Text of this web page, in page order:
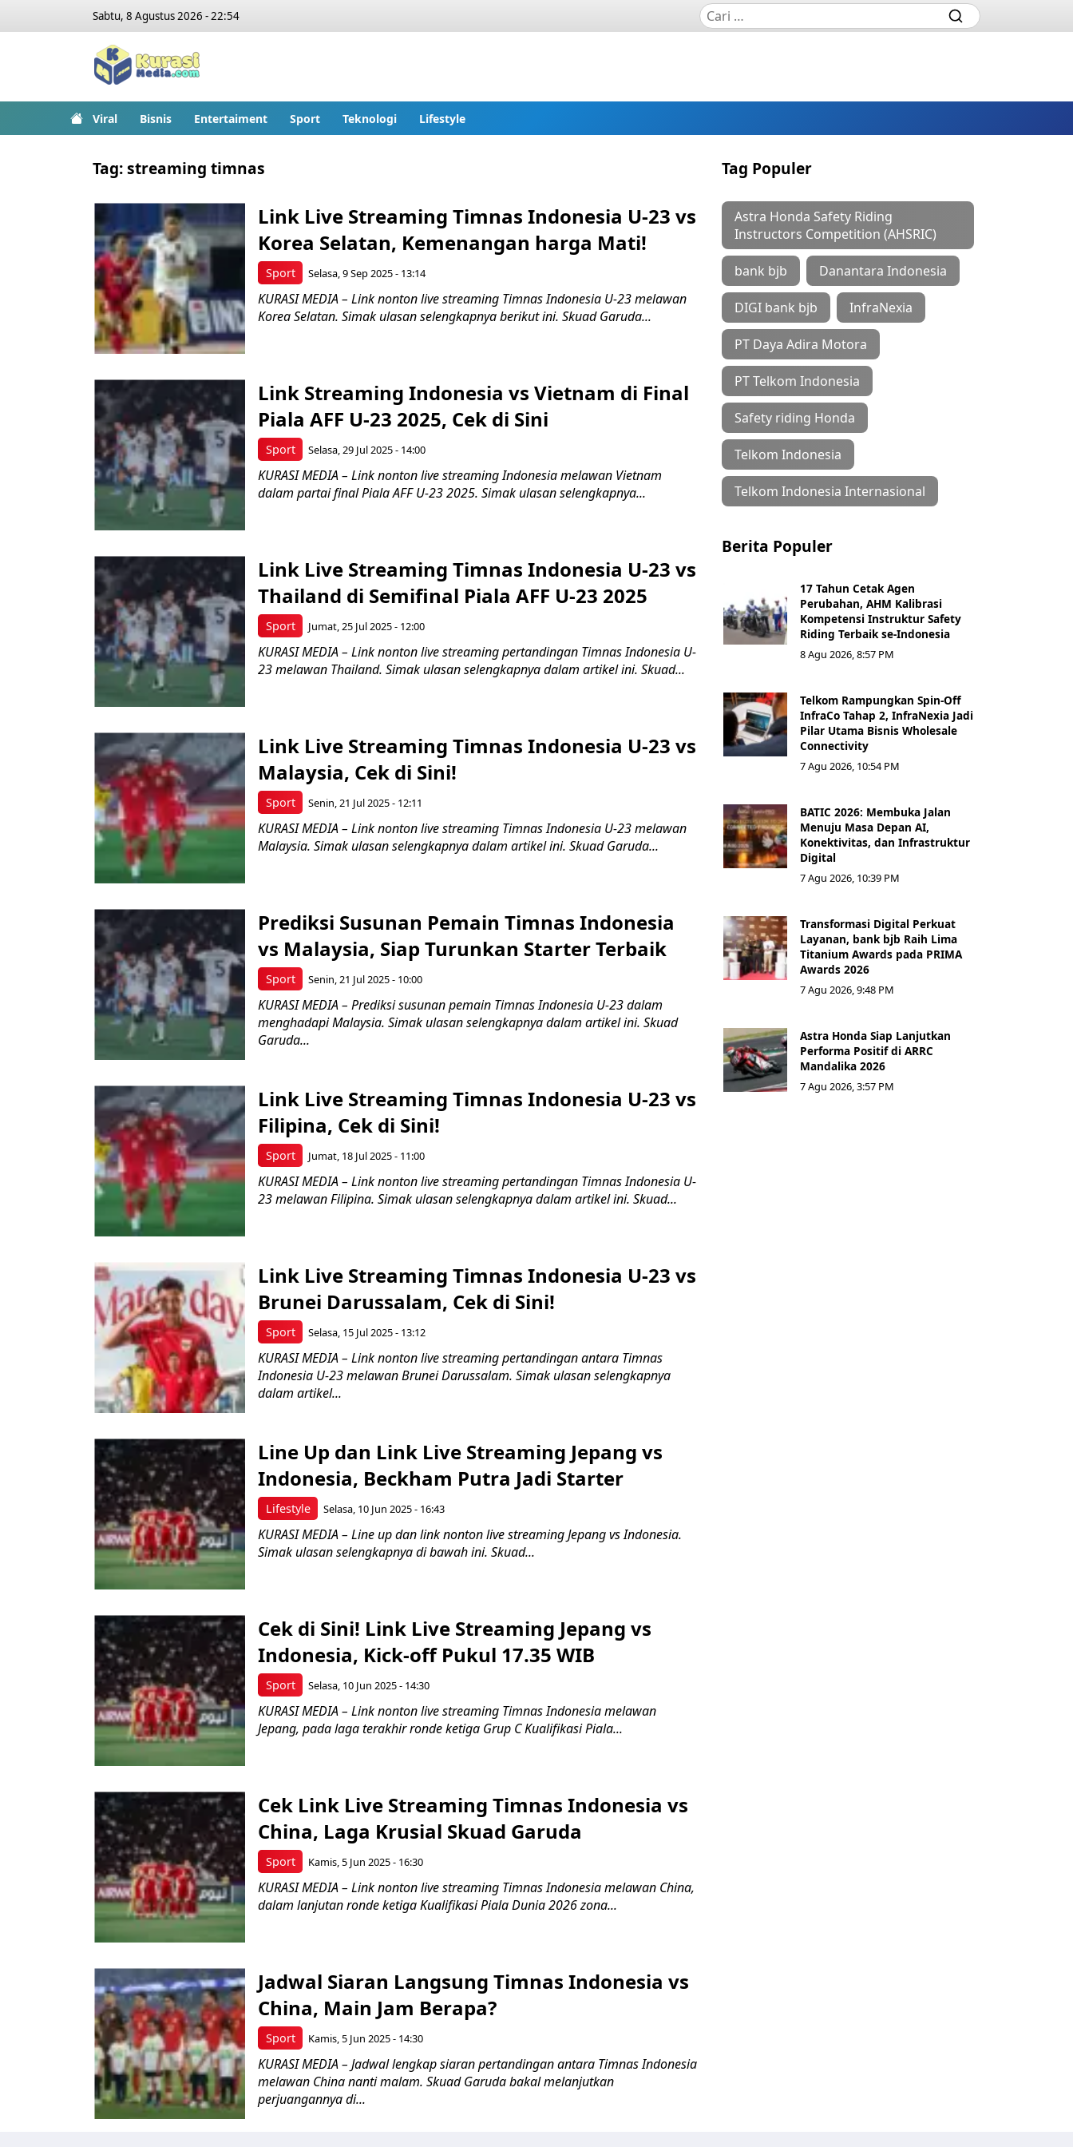
Sabtu, 8 Agustus 2026 - 22:54
Viral Bisnis Entertaiment Sport Teknologi Lifestyle
Tag:streaming timnas
Sport
Link Live Streaming Timnas Indonesia U-23 vs
Korea Selatan, Kemenangan harga Mati!
Selasa, 9 Sep 2025 - 13:14
KURASI MEDIA – Link nonton live streaming Timnas Indonesia U-23 melawan
Korea Selatan. Simak ulasan selengkapnya berikut ini. Skuad Garuda...
Sport
Link Streaming Indonesia vs Vietnam di Final
Piala AFF U-23 2025, Cek di Sini
Selasa, 29 Jul 2025 - 14:00
KURASI MEDIA – Link nonton live streaming Indonesia melawan Vietnam
dalam partai final Piala AFF U-23 2025. Simak ulasan selengkapnya...
Sport
Link Live Streaming Timnas Indonesia U-23 vs
Thailand di Semifinal Piala AFF U-23 2025
Jumat, 25 Jul 2025 - 12:00
KURASI MEDIA – Link nonton live streaming pertandingan Timnas Indonesia U-
23 melawan Thailand. Simak ulasan selengkapnya dalam artikel ini. Skuad...
Sport
Link Live Streaming Timnas Indonesia U-23 vs
Malaysia, Cek di Sini!
Senin, 21 Jul 2025 - 12:11
KURASI MEDIA – Link nonton live streaming Timnas Indonesia U-23 melawan
Malaysia. Simak ulasan selengkapnya dalam artikel ini. Skuad Garuda...
Sport
Prediksi Susunan Pemain Timnas Indonesia
vs Malaysia, Siap Turunkan Starter Terbaik
Senin, 21 Jul 2025 - 10:00
KURASI MEDIA – Prediksi susunan pemain Timnas Indonesia U-23 dalam
menghadapi Malaysia. Simak ulasan selengkapnya dalam artikel ini. Skuad
Garuda...
Sport
Link Live Streaming Timnas Indonesia U-23 vs
Filipina, Cek di Sini!
Jumat, 18 Jul 2025 - 11:00
KURASI MEDIA – Link nonton live streaming pertandingan Timnas Indonesia U-
23 melawan Filipina. Simak ulasan selengkapnya dalam artikel ini. Skuad...
Sport
Link Live Streaming Timnas Indonesia U-23 vs
Brunei Darussalam, Cek di Sini!
Selasa, 15 Jul 2025 - 13:12
KURASI MEDIA – Link nonton live streaming pertandingan antara Timnas
Indonesia U-23 melawan Brunei Darussalam. Simak ulasan selengkapnya
dalam artikel...
Lifestyle
Line Up dan Link Live Streaming Jepang vs
Indonesia, Beckham Putra Jadi Starter
Selasa, 10 Jun 2025 - 16:43
KURASI MEDIA – Line up dan link nonton live streaming Jepang vs Indonesia.
Simak ulasan selengkapnya di bawah ini. Skuad...
Sport
Cek di Sini! Link Live Streaming Jepang vs
Indonesia, Kick-off Pukul 17.35 WIB
Selasa, 10 Jun 2025 - 14:30
KURASI MEDIA – Link nonton live streaming Timnas Indonesia melawan
Jepang, pada laga terakhir ronde ketiga Grup C Kualifikasi Piala...
Sport
Cek Link Live Streaming Timnas Indonesia vs
China, Laga Krusial Skuad Garuda
Kamis, 5 Jun 2025 - 16:30
KURASI MEDIA – Link nonton live streaming Timnas Indonesia melawan China,
dalam lanjutan ronde ketiga Kualifikasi Piala Dunia 2026 zona...
Sport
Jadwal Siaran Langsung Timnas Indonesia vs
China, Main Jam Berapa?
Kamis, 5 Jun 2025 - 14:30
KURASI MEDIA – Jadwal lengkap siaran pertandingan antara Timnas Indonesia
melawan China nanti malam. Skuad Garuda bakal melanjutkan
perjuangannya di...
Tag Populer
Astra Honda Safety Riding
Instructors Competition (AHSRIC)
bank bjb Danantara Indonesia
DIGI bank bjb InfraNexia
PT Daya Adira Motora
PT Telkom Indonesia
Safety riding Honda
Telkom Indonesia
Telkom Indonesia Internasional
Berita Populer
17 Tahun Cetak Agen
Perubahan, AHM Kalibrasi
Kompetensi Instruktur Safety
Riding Terbaik se-Indonesia
8 Agu 2026, 8:57 PM
Telkom Rampungkan Spin-Off
InfraCo Tahap 2, InfraNexia Jadi
Pilar Utama Bisnis Wholesale
Connectivity
7 Agu 2026, 10:54 PM
BATIC 2026: Membuka Jalan
Menuju Masa Depan AI,
Konektivitas, dan Infrastruktur
Digital
7 Agu 2026, 10:39 PM
Transformasi Digital Perkuat
Layanan, bank bjb Raih Lima
Titanium Awards pada PRIMA
Awards 2026
7 Agu 2026, 9:48 PM
Astra Honda Siap Lanjutkan
Performa Positif di ARRC
Mandalika 2026
7 Agu 2026, 3:57 PM